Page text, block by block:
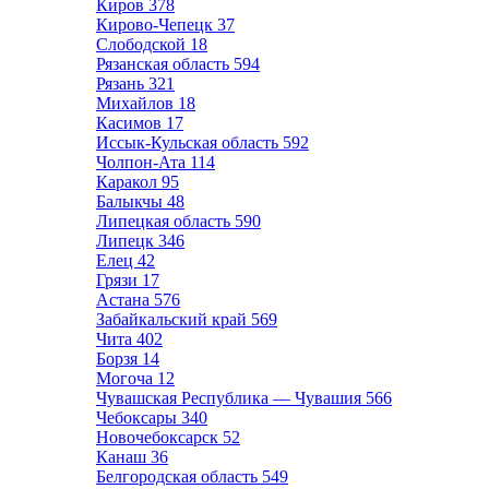
Киров 378
Кирово-Чепецк 37
Слободской 18
Рязанская область 594
Рязань 321
Михайлов 18
Касимов 17
Иссык-Кульская область 592
Чолпон-Ата 114
Каракол 95
Балыкчы 48
Липецкая область 590
Липецк 346
Елец 42
Грязи 17
Астана 576
Забайкальский край 569
Чита 402
Борзя 14
Могоча 12
Чувашская Республика — Чувашия 566
Чебоксары 340
Новочебоксарск 52
Канаш 36
Белгородская область 549